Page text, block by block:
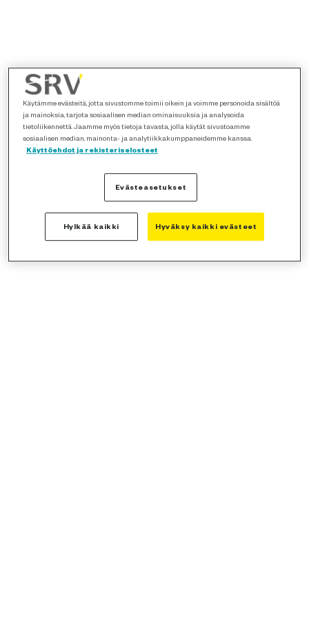
Käytämme evästeitä, jotta sivustomme toimii oikein ja voimme personoida sisältöä
ja mainoksia, tarjota sosiaalisen median ominaisuuksia ja analysoida
tietoliikennettä. Jaamme myös tietoja tavasta, jolla käytät sivustoamme
sosiaalisen median, mainonta- ja analytiikkakumppaneidemme kanssa.
Käyttöehdot ja rekisteriselosteet
Evästeasetukset
Hylkää kaikki Hyväksy kaikki evästeet